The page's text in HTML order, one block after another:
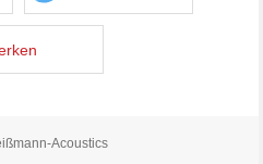
Acoustics